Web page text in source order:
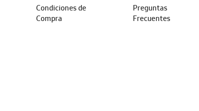
Condiciones de
Compra
Preguntas
Frecuentes